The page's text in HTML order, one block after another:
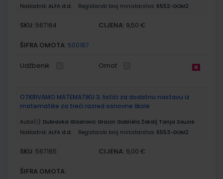
Nakladnik: ALFA d.d. Registarski broj ministarstva: 6552-DOM2
SKU: 567164 CIJENA: 9,50 €
ŠIFRA OMOTA: 500167
Udžbenik Omot
OTKRIVAMO MATEMATIKU 3; listići za dodatnu nastavu iz
matematike za treći razred osnovne škole
Autor(i): Dubravka Glasnović Gracin Gabriela Žokalj Tanja Soucie
Nakladnik: ALFA d.d. Registarski broj ministarstva: 6553-DOM2
SKU: 567165 CIJENA: 9,00 €
ŠIFRA OMOTA: